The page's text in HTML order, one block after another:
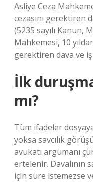
Asliye Ceza
cezasını gerektiren
(5235 sayılı Kanun,
Mahkemesi, 10
gerektiren dava ve
İlk
mı?
Tüm ifadeler
yoksa savcılık
avukatı argümanı
ertelenir. Davalının
için süre istemezse